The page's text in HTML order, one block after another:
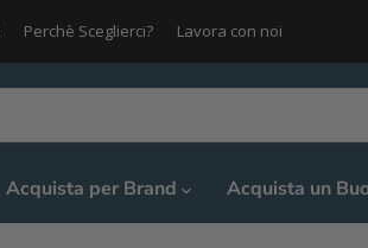
Perchè Sceglierci? Lavora con noi
Acquista per Brand Acquista un